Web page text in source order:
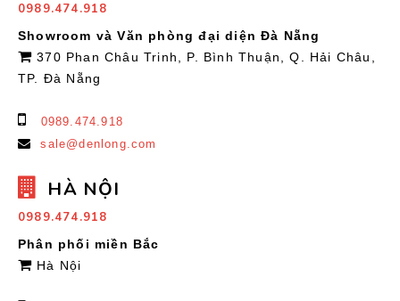
0989.474.918
Showroom và Văn phòng đại diện Đà Nẵng
370 Phan Châu Trinh, P. Bình Thuận, Q. Hải Châu,
TP. Đà Nẵng
0989.474.918
sale@denlong.com
HÀ NỘI
0989.474.918
Phân phối miền Bắc
Hà Nội